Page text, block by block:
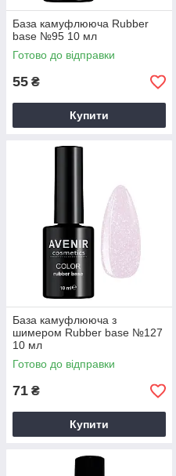
База камуфлююча Rubber
base №95 10 мл
Готово до відправки
55 ₴
Купити
База камуфлююча з
шимером Rubber base №127
10 мл
Готово до відправки
71 ₴
Купити